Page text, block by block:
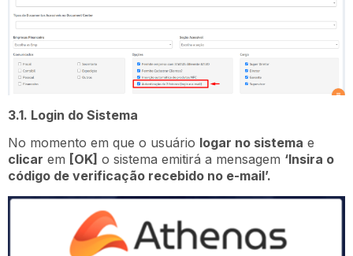
3.1. Login do Sistema
No momento em que o usuário logar no sistema e
clicar em [OK] o sistema emitirá a mensagem ‘Insira o
código de verificação recebido no e-mail’.